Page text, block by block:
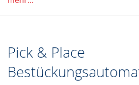
Pick & Place